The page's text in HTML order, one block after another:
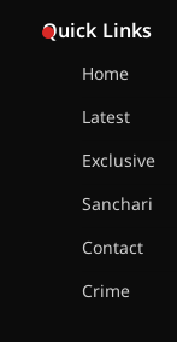
Quick Links
Home
Latest
Exclusive
Sanchari
Contact
Crime